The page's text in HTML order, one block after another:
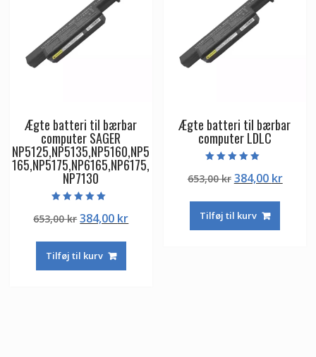
Ægte batteri til bærbar
computer SAGER
NP5125,NP5135,NP5160,NP5
165,NP5175,NP6165,NP6175,
NP7130
5.00
ud af 5
653,00krDen
pris
var:
384,00 krDen
Tilføj til kurv
Ægte batteri til bærbar
computer LDLC
5.00
ud af 5
653,00kr Den
pris
var:
384,00 krDen
Tilføj til kurv